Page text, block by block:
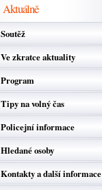
Aktuálně
Soutěž
Ve zkratce aktuality
Program
Tipy na volný čas
Policejní informace
Hledané osoby
Kontakty a další informace